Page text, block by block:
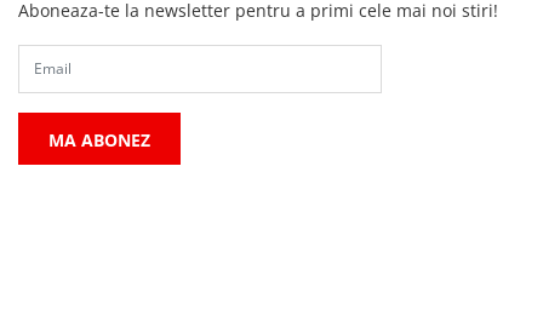
Aboneaza-te la newsletter pentru a primi cele mai noi stiri!
MA ABONEZ